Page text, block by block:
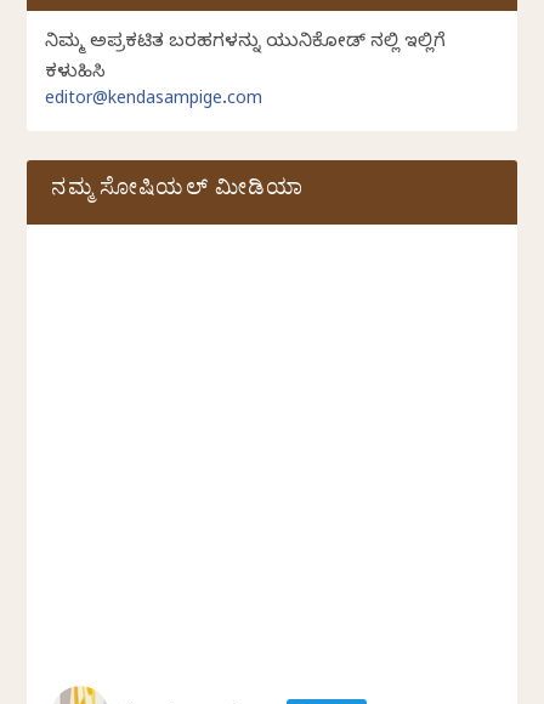
ನಿಮ್ಮ ಅಪ್ರಕಟಿತ ಬರಹಗಳನ್ನು ಯುನಿಕೋಡ್ ನಲ್ಲಿ ಇಲ್ಲಿಗೆ
ಕಳುಹಿಸಿ
editor@kendasampige.com
ನಮ್ಮ ಸೋಷಿಯಲ್‌ ಮೀಡಿಯಾ